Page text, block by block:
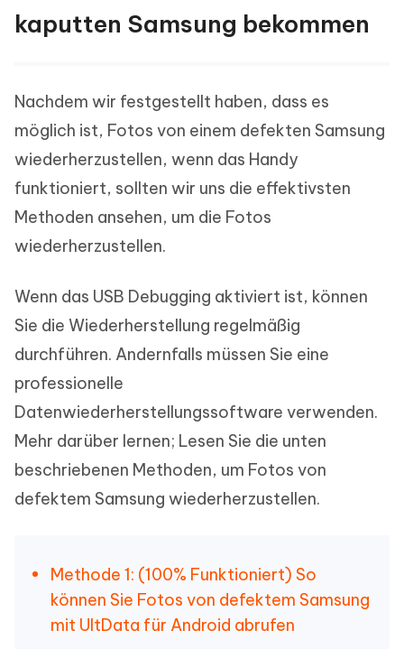
kaputten Samsung bekommen
Nachdem wir festgestellt haben, dass es
möglich ist, Fotos von einem defekten Samsung
wiederherzustellen, wenn das Handy
funktioniert, sollten wir uns die effektivsten
Methoden ansehen, um die Fotos
wiederherzustellen.
Wenn das USB Debugging aktiviert ist, können
Sie die Wiederherstellung regelmäßig
durchführen. Andernfalls müssen Sie eine
professionelle
Datenwiederherstellungssoftware verwenden.
Mehr darüber lernen; Lesen Sie die unten
beschriebenen Methoden, um Fotos von
defektem Samsung wiederherzustellen.
Methode 1: (100% Funktioniert) So
können Sie Fotos von defektem Samsung
mit UltData für Android abrufen